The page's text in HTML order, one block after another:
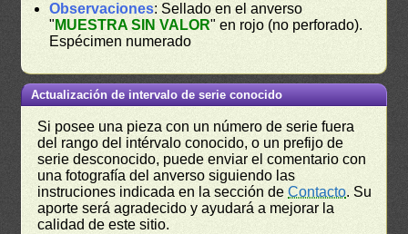
Observaciones: Sellado en el anverso
" MUESTRA SIN VALOR" en rojo (no perforado).
Espécimen numerado
Actualización de intervalo de serie conocido
Si posee una pieza con un número de serie fuera
del rango del intérvalo conocido, o un prefijo de
serie desconocido, puede enviar el comentario con
una fotografía del anverso siguiendo las
instruciones indicada en la sección deContacto. Su
aporte será agradecido y ayudará a mejorar la
calidad de este sitio.